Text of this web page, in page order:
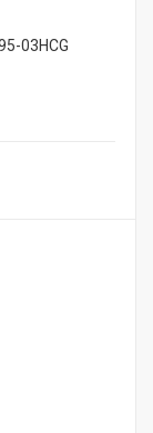
03HCG